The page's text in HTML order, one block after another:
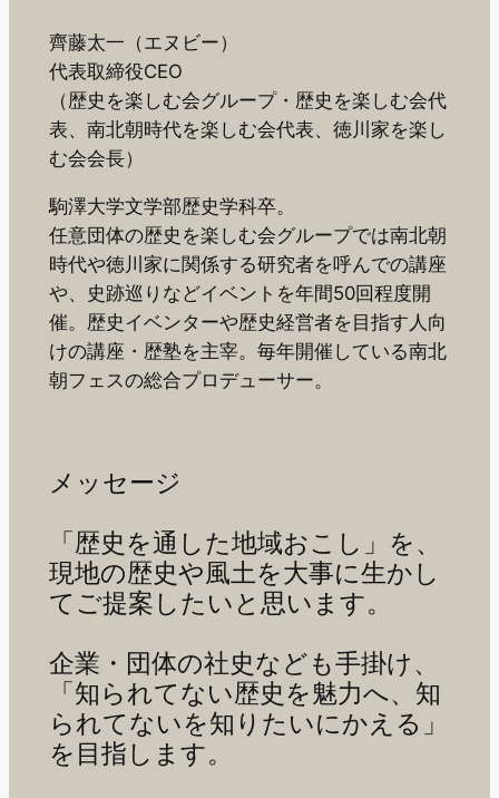
齊藤太一（エヌビー）
代表取締役CEO
（歴史を楽しむ会グループ・歴史を楽しむ会代
表、南北朝時代を楽しむ会代表、徳川家を楽し
む会会長）
駒澤大学文学部歴史学科卒。
任意団体の歴史を楽しむ会グループでは南北朝
時代や徳川家に関係する研究者を呼んでの講座
や、史跡巡りなどイベントを年間50回程度開
催。歴史イベンターや歴史経営者を目指す人向
けの講座・歴塾を主宰。毎年開催している南北
朝フェスの総合プロデューサー。
メッセージ
「歴史を通した地域おこし」を、
現地の歴史や風土を大事に生かし
てご提案したいと思います。
企業・団体の社史なども手掛け、
「知られてない歴史を魅力へ、知
られてないを知りたいにかえる」
を目指します。